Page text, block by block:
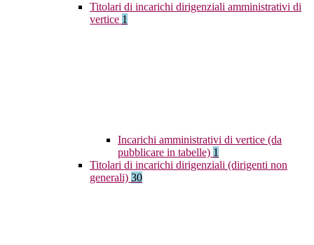
Titolari di incarichi dirigenziali amministrativi di
vertice 1
Incarichi amministrativi di vertice (da
pubblicare in tabelle) 1
Titolari di incarichi dirigenziali (dirigenti non
generali) 30